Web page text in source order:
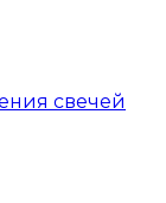
свечей